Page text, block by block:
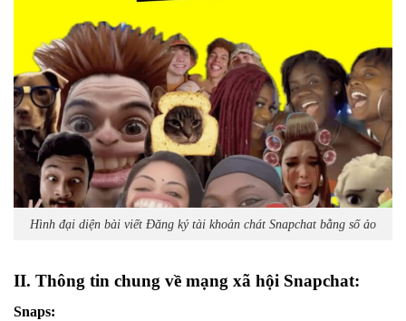
Hình đại diện bài viết Đăng ký tài khoản chát Snapchat bằng số ảo
II. Thông tin chung về mạng xã hội Snapchat:
Snaps: